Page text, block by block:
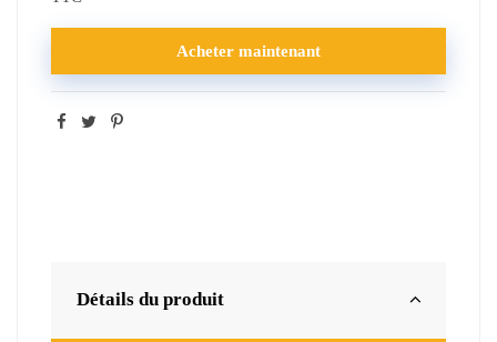
Acheter maintenant
Détails du produit